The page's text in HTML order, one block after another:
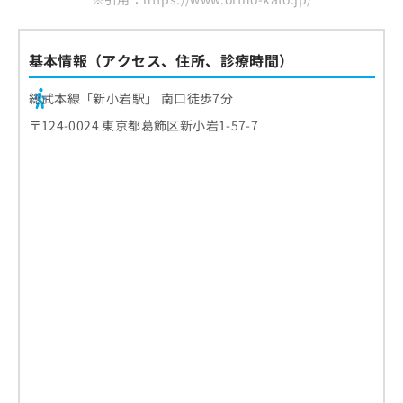
基本情報（アクセス、住所、診療時間）
総武本線「新小岩駅」 南口徒歩7分
〒124-0024 東京都葛飾区新小岩1-57-7